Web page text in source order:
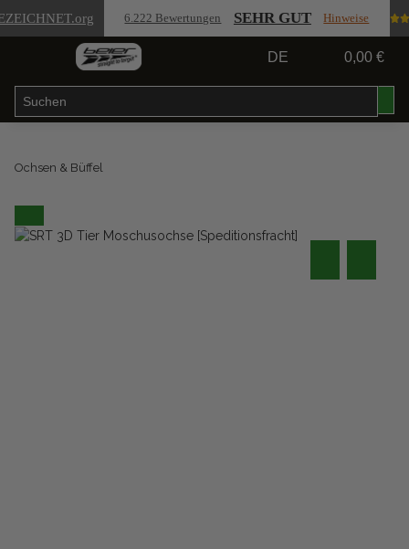
.org 6.222 Bewertungen SEHR GUT Hinweise
DE 0,00 €
Ochsen & Büffel